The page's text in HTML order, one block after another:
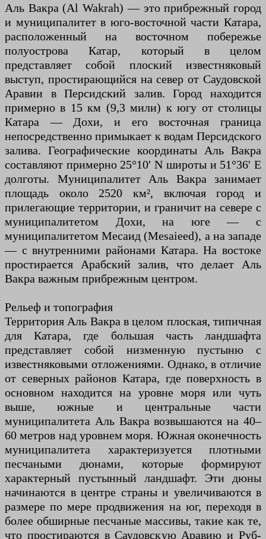
Аль Вакра (Al Wakrah) — это прибрежный город
и муниципалитет в юго-восточной части Катара,
расположенный на восточном побережье
полуострова Катар, который в целом
представляет собой плоский известняковый
выступ, простирающийся на север от Саудовской
Аравии в Персидский залив. Город находится
примерно в 15 км (9,3 мили) к югу от столицы
Катара — Дохи, и его восточная граница
непосредственно примыкает к водам Персидского
залива. Географические координаты Аль Вакра
составляют примерно 25°10' N широты и 51°36' E
долготы. Муниципалитет Аль Вакра занимает
площадь около 2520 км², включая город и
прилегающие территории, и граничит на севере с
муниципалитетом Дохи, на юге — с
муниципалитетом Месаид (Mesaieed), а на западе
— с внутренними районами Катара. На востоке
простирается Арабский залив, что делает Аль
Вакра важным прибрежным центром.
Рельеф и топография
Территория Аль Вакра в целом плоская, типичная
для Катара, где большая часть ландшафта
представляет собой низменную пустыню с
известняковыми отложениями. Однако, в отличие
от северных районов Катара, где поверхность в
основном находится на уровне моря или чуть
выше, южные и центральные части
муниципалитета Аль Вакра возвышаются на 40–
60 метров над уровнем моря. Южная оконечность
муниципалитета характеризуется плотными
песчаными дюнами, которые формируют
характерный пустынный ландшафт. Эти дюны
начинаются в центре страны и увеличиваются в
размере по мере продвижения на юг, переходя в
более обширные песчаные массивы, такие как те,
что простираются в Саудовскую Аравию и Руб-